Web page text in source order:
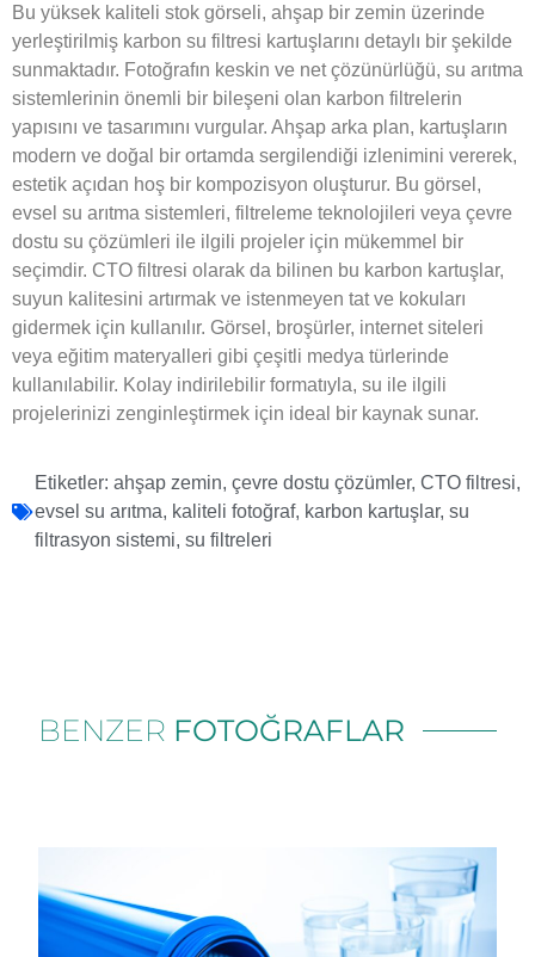
Bu yüksek kaliteli stok görseli, ahşap bir zemin üzerinde
yerleştirilmiş karbon su filtresi kartuşlarını detaylı bir şekilde
sunmaktadır. Fotoğrafın keskin ve net çözünürlüğü, su arıtma
sistemlerinin önemli bir bileşeni olan karbon filtrelerin
yapısını ve tasarımını vurgular. Ahşap arka plan, kartuşların
modern ve doğal bir ortamda sergilendiği izlenimini vererek,
estetik açıdan hoş bir kompozisyon oluşturur. Bu görsel,
evsel su arıtma sistemleri, filtreleme teknolojileri veya çevre
dostu su çözümleri ile ilgili projeler için mükemmel bir
seçimdir. CTO filtresi olarak da bilinen bu karbon kartuşlar,
suyun kalitesini artırmak ve istenmeyen tat ve kokuları
gidermek için kullanılır. Görsel, broşürler, internet siteleri
veya eğitim materyalleri gibi çeşitli medya türlerinde
kullanılabilir. Kolay indirilebilir formatıyla, su ile ilgili
projelerinizi zenginleştirmek için ideal bir kaynak sunar.
Etiketler: ahşap zemin, çevre dostu çözümler, CTO filtresi,
evsel su arıtma, kaliteli fotoğraf, karbon kartuşlar, su
filtrasyon sistemi, su filtreleri
BENZER FOTOĞRAFLAR